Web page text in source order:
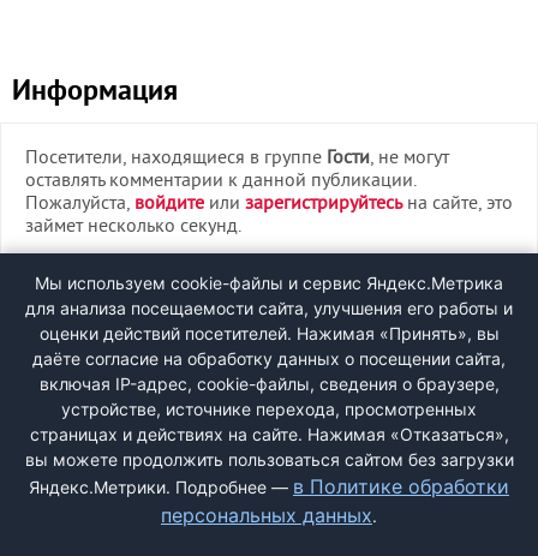
Информация
Посетители, находящиеся в группе Гости, не могут
оставлять комментарии к данной публикации.
Пожалуйста, войдите или зарегистрируйтесьна сайте, это
займет несколько секунд.
ВХОД
РЕГИСТРАЦИЯ
Быстрая регистрациячерез соцсети:
Мы используем cookie-файлы и сервис Яндекс.Метрика
для анализа посещаемости сайта, улучшения его работы и
оценки действий посетителей. Нажимая «Принять», вы
даёте согласие на обработку данных о посещении сайта,
включая IP-адрес, cookie-файлы, сведения о браузере,
устройстве, источнике перехода, просмотренных
страницах и действиях на сайте. Нажимая «Отказаться»,
вы можете продолжить пользоваться сайтом без загрузки
Яндекс.Метрики. Подробнее — в Политике обработки
персональных данных.